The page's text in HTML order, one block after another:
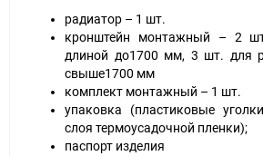
радиатор – 1 шт.
кронштейн монтажный – 2
длиной до1700 мм, 3 шт. для
свыше1700 мм
комплект монтажный – 1 шт.
упаковка (пластиковые
слоя термоусадочной пленки);
паспорт изделия